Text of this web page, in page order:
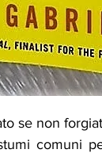
se non
comuni